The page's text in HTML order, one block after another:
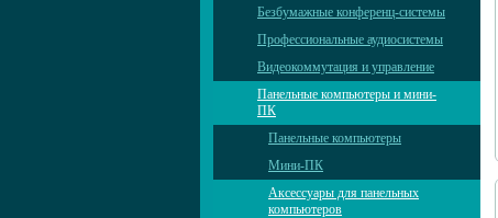
Безбумажные конференц-системы
Профессиональные аудиосистемы
Видеокоммутация и управление
Панельные компьютеры и мини-
ПК
Панельные компьютеры
Мини-ПК
Аксессуары для панельных
компьютеров